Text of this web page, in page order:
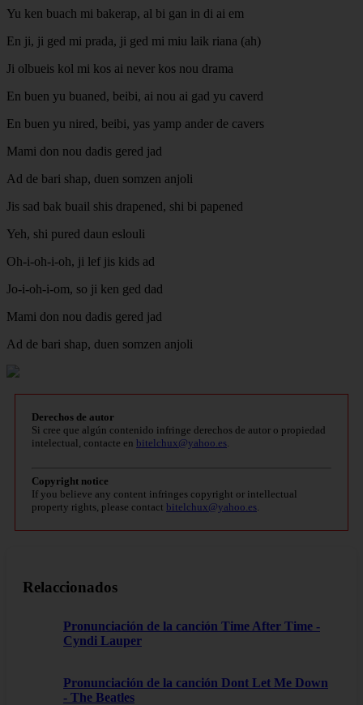
Yu ken buach mi bakerap, al bi gan in di ai em
En ji, ji ged mi prada, ji ged mi miu laik riana (ah)
Ji olbueis kol mi kos ai never kos nou drama
En buen yu buaned, beibi, ai nou ai gad yu caverd
En buen yu nired, beibi, yas yamp ander de cavers
Mami don nou dadis gered jad
Ad de bari shap, duen somzen anjoli
Jis sad bak buail shis drapened, shi bi papened
Yeh, shi pured daun eslouli
Oh-i-oh-i-oh, ji lef jis kids ad
Jo-i-oh-i-om, so ji ken ged dad
Mami don nou dadis gered jad
Ad de bari shap, duen somzen anjoli
Derechos de autor
Si cree que algún contenido infringe derechos de autor o propiedad
intelectual, contacte en bitelchux@yahoo.es
Copyright notice
If you believe any content infringes copyright or intellectual
property rights, please contact bitelchux@yahoo.es
Relaccionados
Pronunciación de la canción Time After Time -
Cyndi Lauper
Pronunciación de la canción Dont Let Me Down
- The Beatles